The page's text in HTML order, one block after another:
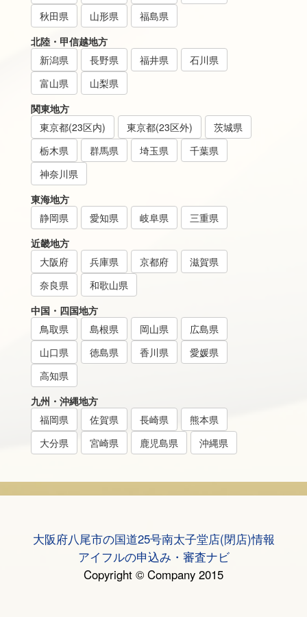
秋田県
山形県
福島県
北陸・甲信越地方
新潟県
長野県 福井県
石川県
富山県
山梨県
関東地方
東京都(23区内)
東京都(23区外)
茨城県
栃木県
群馬県 埼玉県
千葉県
神奈川県
東海地方
静岡県
愛知県 岐阜県
三重県
近畿地方
大阪府
兵庫県 京都府
滋賀県
奈良県
和歌山県
中国・四国地方
鳥取県
島根県 岡山県
広島県
山口県
徳島県 香川県
愛媛県
高知県
九州・沖縄地方
福岡県
佐賀県 長崎県
熊本県
大分県
宮崎県 鹿児島県 沖縄県
大阪府八尾市の国道25号南太子堂店(閉店)情報
アイフルの申込み・審査ナビ
Copyright © Company 2015